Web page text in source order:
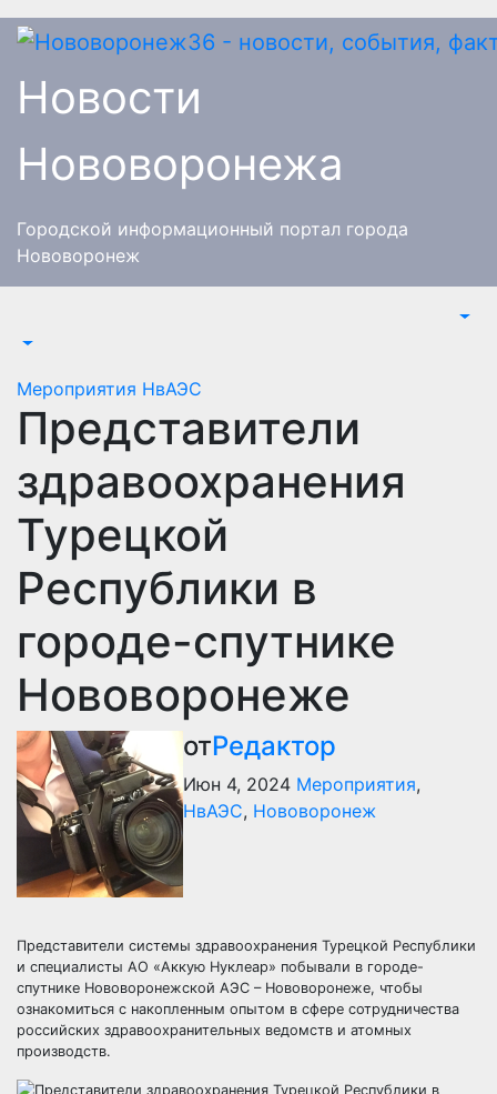
Перейти
Новости
Нововоронежа
Городской информационный портал города
Нововоронеж
Мероприятия НвАЭС
Представители
здравоохранения
Турецкой
Республики в
городе-спутнике
Нововоронеже
отРедактор
Июн 4, 2024 Мероприятия,
НвАЭС, Нововоронеж
Представители системы здравоохранения Турецкой Республики
и специалисты АО «Аккую Нуклеар» побывали в городе-
спутнике Нововоронежской АЭС – Нововоронеже, чтобы
ознакомиться с накопленным опытом в сфере сотрудничества
российских здравоохранительных ведомств и атомных
производств.